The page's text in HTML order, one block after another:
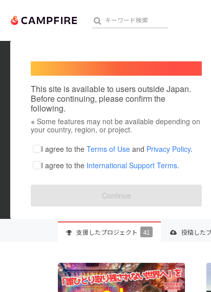
人気のプロジェクト 注
アート・写真
テクノロジー・ガジェット
映像・映画
ビジネス・起業
まちづくり・地域活性化
This site is available to users outside Japan.
Before continuing, please confirm the
following.
※ Some features may not be available depending on
your country, region, or project.
I agree to the Terms of Use and Privacy Policy.
I agree to the International Support Terms.
Continue
これま
出身国：日
■ 藤田
塾塾長 社
支援したプロジェクト 41 投稿した